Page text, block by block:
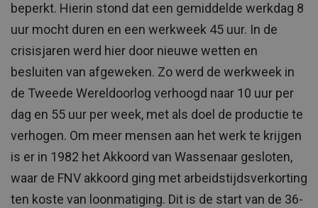
beperkt. Hierin stond dat een gemiddelde werkdag 8
uur mocht duren en een werkweek 45 uur. In de
crisisjaren werd hier door nieuwe wetten en
besluiten van afgeweken. Zo werd de werkweek in
de Tweede Wereldoorlog verhoogd naar 10 uur per
dag en 55 uur per week, met als doel de productie te
verhogen. Om meer mensen aan het werk te krijgen
is er in 1982 het Akkoord van Wassenaar gesloten,
waar de FNV akkoord ging met arbeidstijdsverkorting
ten koste van loonmatiging. Dit is de start van de 36-